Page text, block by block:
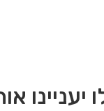
יעניינו